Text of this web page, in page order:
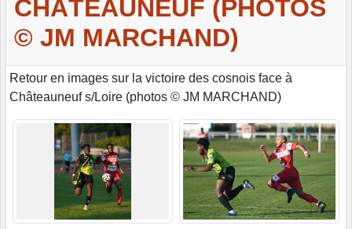
CHÂTEAUNEUF (PHOTOS
© JM MARCHAND)
Retour en images sur la victoire des cosnois face à
Châteauneuf s/Loire (photos © JM MARCHAND)